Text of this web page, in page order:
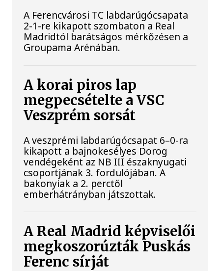
A Ferencvárosi TC labdarúgócsapata
2-1-re kikapott szombaton a Real
Madridtól barátságos mérkőzésen a
Groupama Arénában.
A korai piros lap
megpecsételte a VSC
Veszprém sorsát
A veszprémi labdarúgócsapat 6–0-ra
kikapott a bajnokesélyes Dorog
vendégeként az NB III északnyugati
csoportjának 3. fordulójában. A
bakonyiak a 2. perctől
emberhátrányban játszottak.
A Real Madrid képviselői
megkoszorúzták Puskás
Ferenc sírját